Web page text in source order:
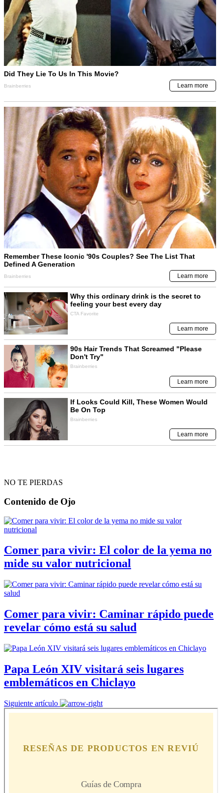
NO TE PIERDAS
Contenido de Ojo
Comer para vivir: El color de la yema no
mide su valor nutricional
Comer para vivir: Caminar rápido puede
revelar cómo está su salud
Papa León XIV visitará seis lugares
emblemáticos en Chiclayo
Siguiente artículo